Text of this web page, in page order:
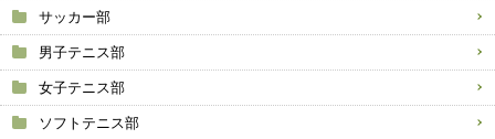
サッカー部
男子テニス部
女子テニス部
ソフトテニス部